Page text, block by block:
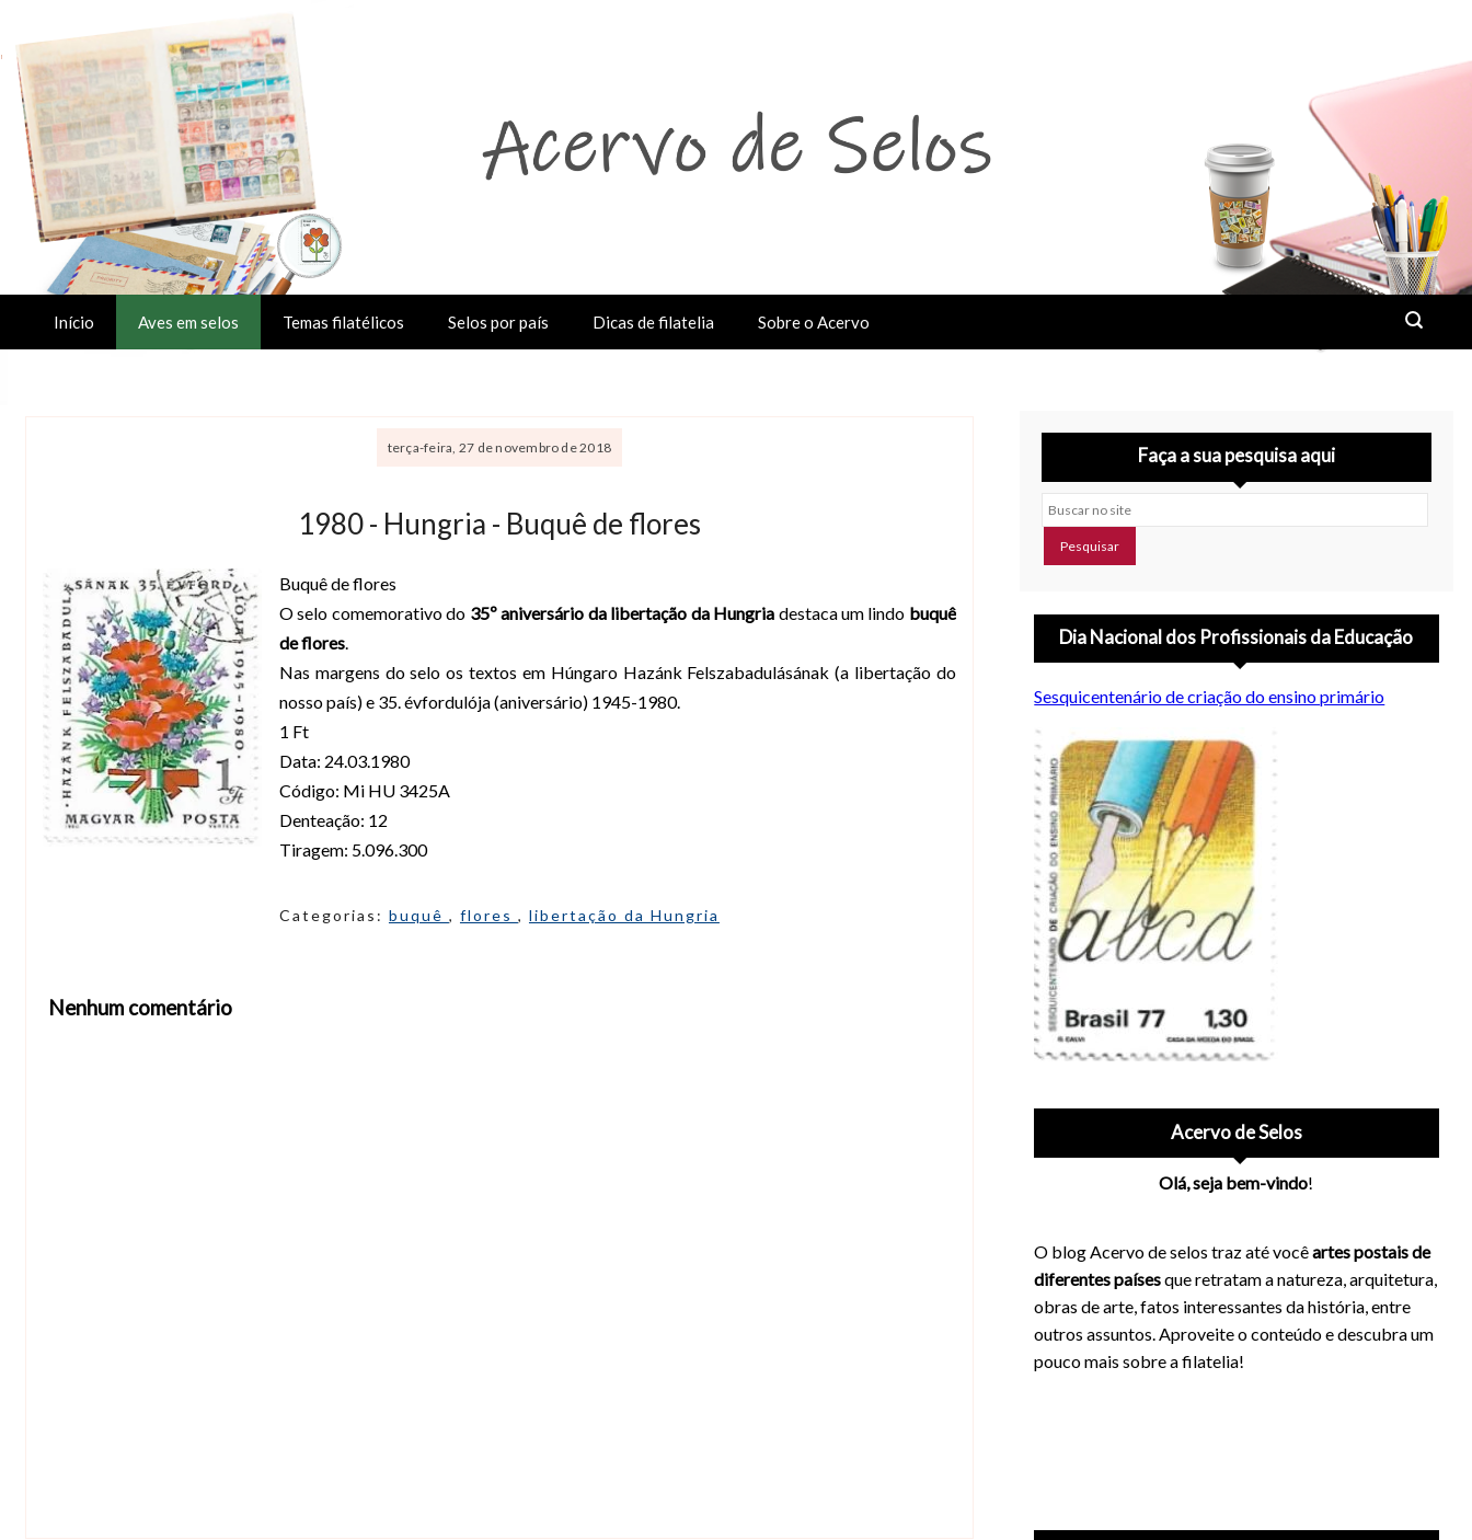
Início Aves em selos Temas filatélicos Selos por país Dicas de filatelia Sobre o Acervo
terça-feira, 27 de novembro de 2018
1980 - Hungria - Buquê de flores
Buquê de flores
O selo comemorativo do 35º aniversário da libertação da Hungria destaca um lindo buquê
de flores
Nas margens do selo os textos em Húngaro Hazánk Felszabadulásának (a libertação do
nosso país) e 35. évfordulója (aniversário) 1945-1980.
1 Ft
Data: 24.03.1980
Código: Mi HU 3425A
Denteação: 12
Tiragem: 5.096.300
Categorias: buquê , flores , libertação da Hungria
Nenhum comentário
Faça a sua pesquisa aqui
Buscar no site
Dia Nacional dos Profissionais da Educação
Sesquicentenário de criação do ensino primário
Acervo de Selos
Olá, seja bem-vindo!
O blog Acervo de selos traz até vocêartes postais de
diferentes paísesque retratam a natureza, arquitetura,
obras de arte, fatos interessantes da história, entre
outros assuntos. Aproveite o conteúdo e descubra um
pouco mais sobre a filatelia!